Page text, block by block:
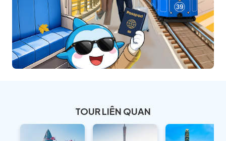
TOUR LIÊN QUAN